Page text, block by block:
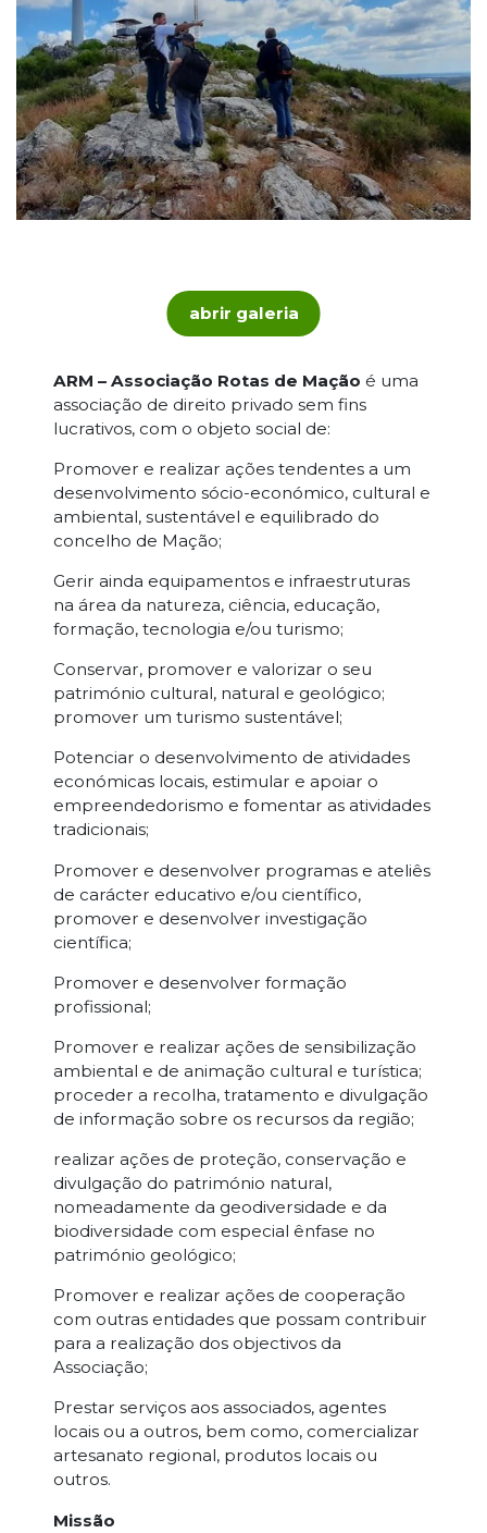
abrir galeria
ARM – Associação Rotas de Mação é uma
associação de direito privado sem fins
lucrativos, com o objeto social de:
Promover e realizar ações tendentes a um
desenvolvimento sócio-económico, cultural e
ambiental, sustentável e equilibrado do
concelho de Mação;
Gerir ainda equipamentos e infraestruturas
na área da natureza, ciência, educação,
formação, tecnologia e/ou turismo;
Conservar, promover e valorizar o seu
património cultural, natural e geológico;
promover um turismo sustentável;
Potenciar o desenvolvimento de atividades
económicas locais, estimular e apoiar o
empreendedorismo e fomentar as atividades
tradicionais;
Promover e desenvolver programas e ateliês
de carácter educativo e/ou científico,
promover e desenvolver investigação
científica;
Promover e desenvolver formação
profissional;
Promover e realizar ações de sensibilização
ambiental e de animação cultural e turística;
proceder a recolha, tratamento e divulgação
de informação sobre os recursos da região;
realizar ações de proteção, conservação e
divulgação do património natural,
nomeadamente da geodiversidade e da
biodiversidade com especial ênfase no
património geológico;
Promover e realizar ações de cooperação
com outras entidades que possam contribuir
para a realização dos objectivos da
Associação;
Prestar serviços aos associados, agentes
locais ou a outros, bem como, comercializar
artesanato regional, produtos locais ou
outros.
Missão